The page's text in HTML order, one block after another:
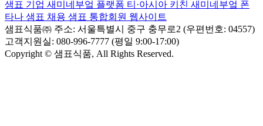
샘표 기업 새미네부엌 플랫폼 티·아시아 키친 새미네부엌 폰
타나 샘표 채용 샘표 통합회원 웹사이트
샘표식품㈜ 주소: 서울특별시 중구 충무로2 (우편번호: 04557)
고객지원실: 080-996-7777 (평일 9:00-17:00)
Copyright © 샘표식품, All Rights Reserved.